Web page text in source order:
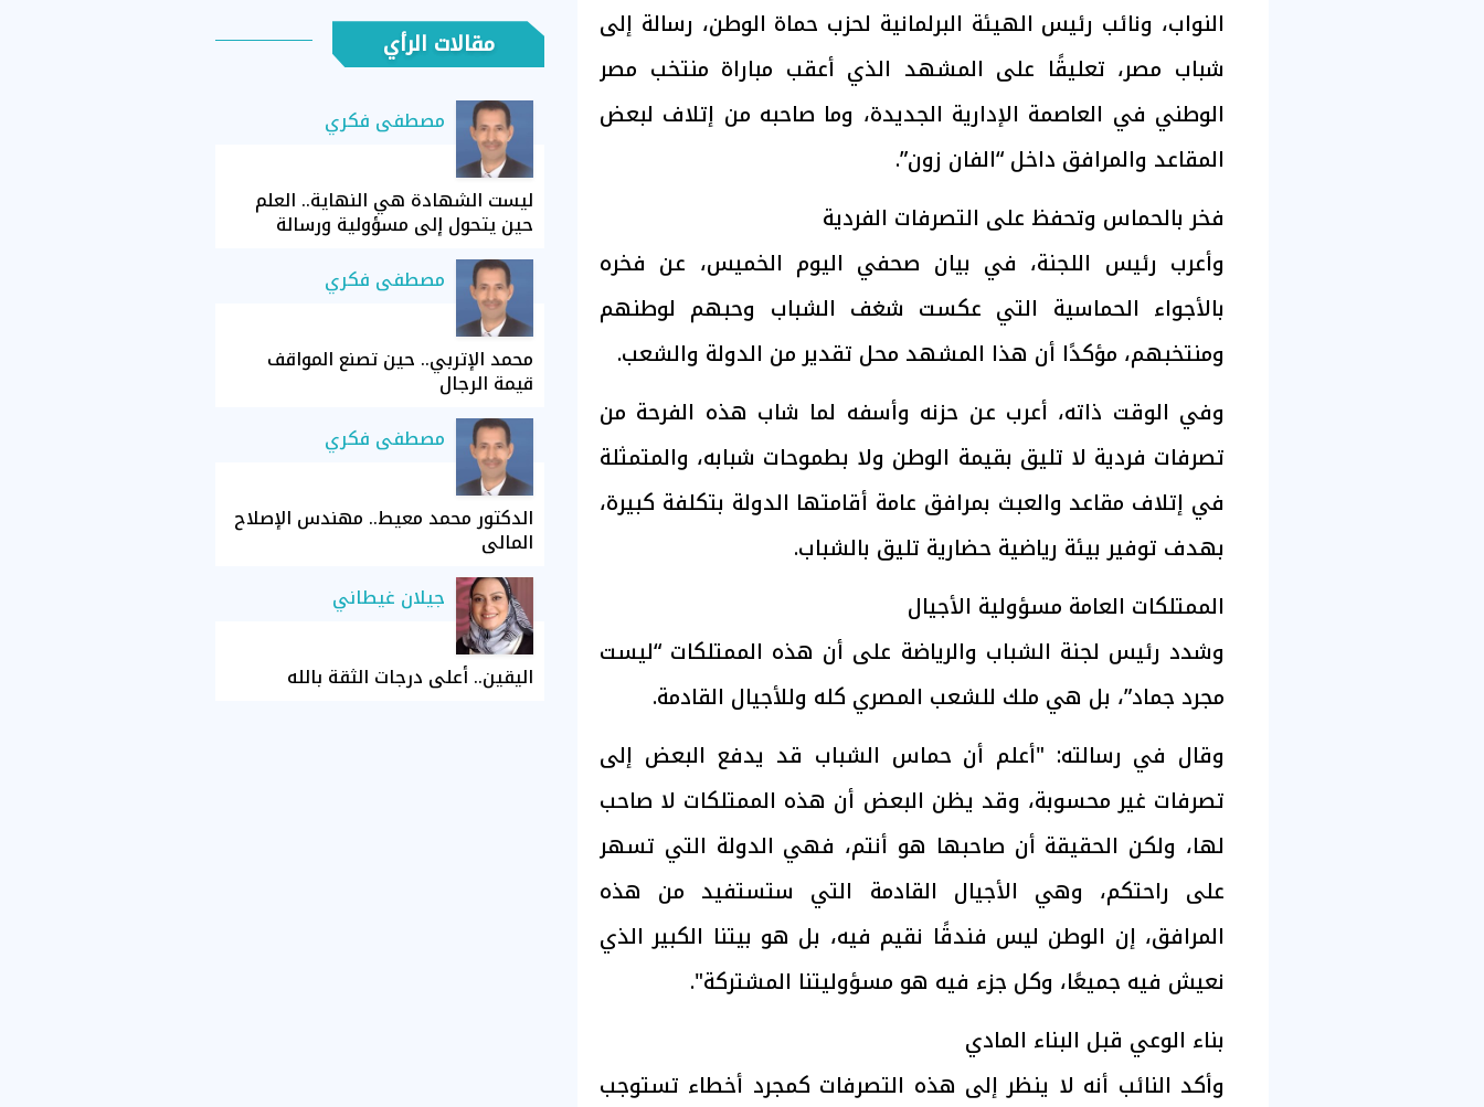
النواب، ونائب رئيس الهيئة البرلمانية لحزب حماة الوطن، رسالة إلى
شباب مصر، تعليقًا على المشهد الذي أعقب مباراة منتخب مصر
الوطني في العاصمة الإدارية الجديدة، وما صاحبه من إتلاف لبعض
المقاعد والمرافق داخل “الفان زون”.
فخر بالحماس وتحفظ على التصرفات الفردية
وأعرب رئيس اللجنة، في بيان صحفي اليوم الخميس، عن فخره
بالأجواء الحماسية التي عكست شغف الشباب وحبهم لوطنهم
ومنتخبهم، مؤكدًا أن هذا المشهد محل تقدير من الدولة والشعب.
وفي الوقت ذاته، أعرب عن حزنه وأسفه لما شاب هذه الفرحة من
تصرفات فردية لا تليق بقيمة الوطن ولا بطموحات شبابه، والمتمثلة
في إتلاف مقاعد والعبث بمرافق عامة أقامتها الدولة بتكلفة كبيرة،
بهدف توفير بيئة رياضية حضارية تليق بالشباب.
الممتلكات العامة مسؤولية الأجيال
وشدد رئيس لجنة الشباب والرياضة على أن هذه الممتلكات “ليست
مجرد جماد”، بل هي ملك للشعب المصري كله وللأجيال القادمة.
وقال في رسالته: "أعلم أن حماس الشباب قد يدفع البعض إلى
تصرفات غير محسوبة، وقد يظن البعض أن هذه الممتلكات لا صاحب
لها، ولكن الحقيقة أن صاحبها هو أنتم، فهي الدولة التي تسهر
على راحتكم، وهي الأجيال القادمة التي ستستفيد من هذه
المرافق، إن الوطن ليس فندقًا نقيم فيه، بل هو بيتنا الكبير الذي
نعيش فيه جميعًا، وكل جزء فيه هو مسؤوليتنا المشتركة".
بناء الوعي قبل البناء المادي
وأكد النائب أنه لا ينظر إلى هذه التصرفات كمجرد أخطاء تستوجب
مقالات الرأي
مصطفى فكري
ليست الشهادة هي النهاية.. العلم
حين يتحول إلى مسؤولية ورسالة
مصطفى فكري
محمد الإتربي.. حين تصنع المواقف
قيمة الرجال
مصطفى فكري
الدكتور محمد معيط.. مهندس الإصلاح
المالي
جيلان غيطاني
اليقين.. أعلى درجات الثقة بالله